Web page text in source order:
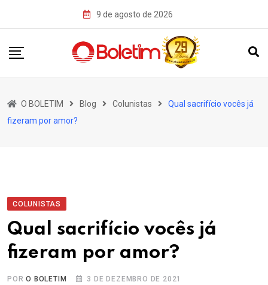
9 de agosto de 2026
O BOLETIM Blog Colunistas
Qual sacrifício vocês já
fizeram por amor?
COLUNISTAS
Qual sacrifício vocês já
fizeram por amor?
PORO BOLETIM
3 DE DEZEMBRO DE 2021